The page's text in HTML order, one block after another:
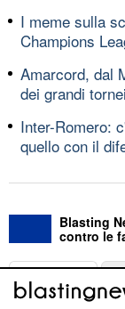
I meme sulla
Champions
Amarcord, dal
dei grandi
Inter-Romero:
quello con il
Blasting
contro le
ABOUT